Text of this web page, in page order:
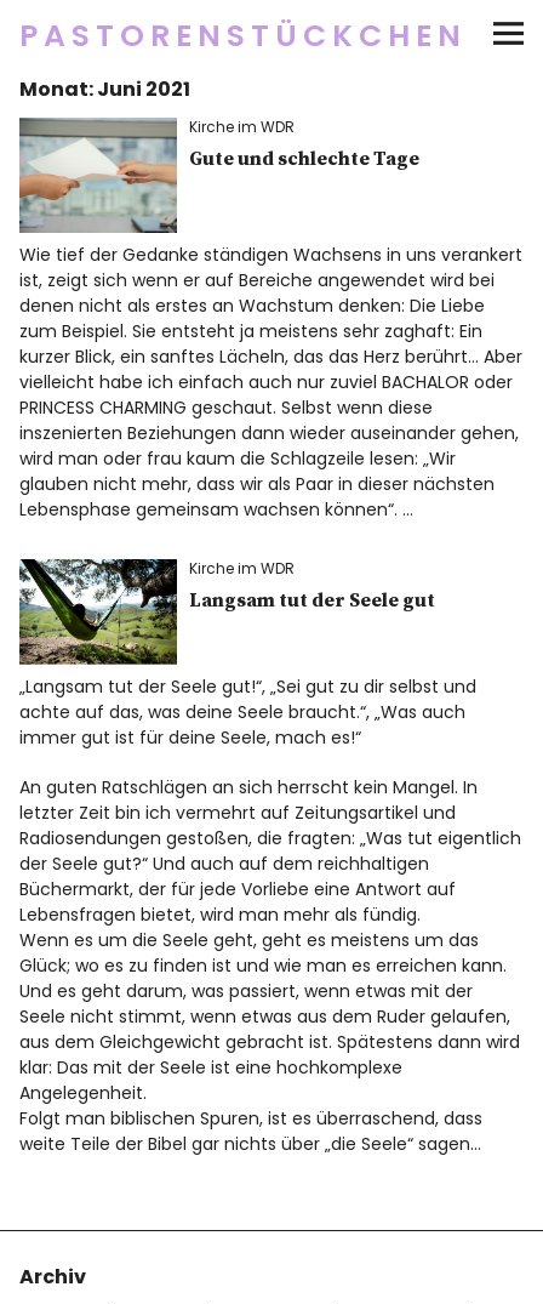
PASTORENSTÜCKCHEN
Startseite
Über
Social Media
Newsletter
Impressum/Datenschutz
TwitterRSSInstagramFacebookpinterest
flickr500px
Monat:Juni 2021
Kirche im WDR
Gute und schlechte Tage
Wie tief der Gedanke ständigen Wachsens in uns verankert
ist, zeigt sich wenn er auf Bereiche angewendet wird bei
denen nicht als erstes an Wachstum denken: Die Liebe
zum Beispiel. Sie entsteht ja meistens sehr zaghaft: Ein
kurzer Blick, ein sanftes Lächeln, das das Herz berührt… Aber
vielleicht habe ich einfach auch nur zuviel BACHALOR oder
PRINCESS CHARMING geschaut. Selbst wenn diese
inszenierten Beziehungen dann wieder auseinander gehen,
wird man oder frau kaum die Schlagzeile lesen: „Wir
glauben nicht mehr, dass wir als Paar in dieser nächsten
Lebensphase gemeinsam wachsen können“. …
Kirche im WDR
Langsam tut der Seele gut
„Langsam tut der Seele gut!“, „Sei gut zu dir selbst und
achte auf das, was deine Seele braucht.“, „Was auch
immer gut ist für deine Seele, mach es!“
An guten Ratschlägen an sich herrscht kein Mangel. In
letzter Zeit bin ich vermehrt auf Zeitungsartikel und
Radiosendungen gestoßen, die fragten: „Was tut eigentlich
der Seele gut?“ Und auch auf dem reichhaltigen
Büchermarkt, der für jede Vorliebe eine Antwort auf
Lebensfragen bietet, wird man mehr als fündig.
Wenn es um die Seele geht, geht es meistens um das
Glück; wo es zu finden ist und wie man es erreichen kann.
Und es geht darum, was passiert, wenn etwas mit der
Seele nicht stimmt, wenn etwas aus dem Ruder gelaufen,
aus dem Gleichgewicht gebracht ist. Spätestens dann wird
klar: Das mit der Seele ist eine hochkomplexe
Angelegenheit.
Folgt man biblischen Spuren, ist es überraschend, dass
weite Teile der Bibel gar nichts über „die Seele“ sagen…
Archiv